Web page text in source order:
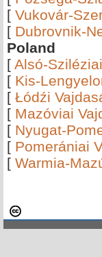
[ Vukovár-
[ Dubrovnik-
Poland
[ Alsó-
[ Kis-
[ Łódźi
[ Mazóviai
[ Nyugat-
[ Pomerániai
[ Warmia-